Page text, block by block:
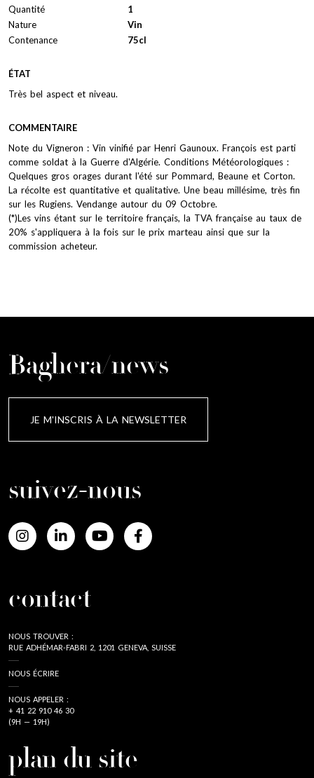
Quantité
1
Nature
Vin
Contenance
75cl
ÉTAT
Très bel aspect et niveau.
COMMENTAIRE
Note du Vigneron : Vin vinifié par Henri Gaunoux. François est parti
comme soldat à la Guerre d'Algérie. Conditions Météorologiques :
Quelques gros orages durant l'été sur Pommard, Beaune et Corton.
La récolte est quantitative et qualitative. Une beau millésime, très fin
sur les Rugiens. Vendange autour du 09 Octobre.
(*)Les vins étant sur le territoire français, la TVA française au taux de
20% s'appliquera à la fois sur le prix marteau ainsi que sur la
commission acheteur.
Baghera/news
JE M'INSCRIS À LA NEWSLETTER
suivez-nous
contact
NOUS TROUVER :
RUE ADHÉMAR-FABRI 2, 1201 GENEVA, SUISSE
NOUS ÉCRIRE
NOUS APPELER :
+ 41 22 910 46 30
(9H — 19H)
plan du site